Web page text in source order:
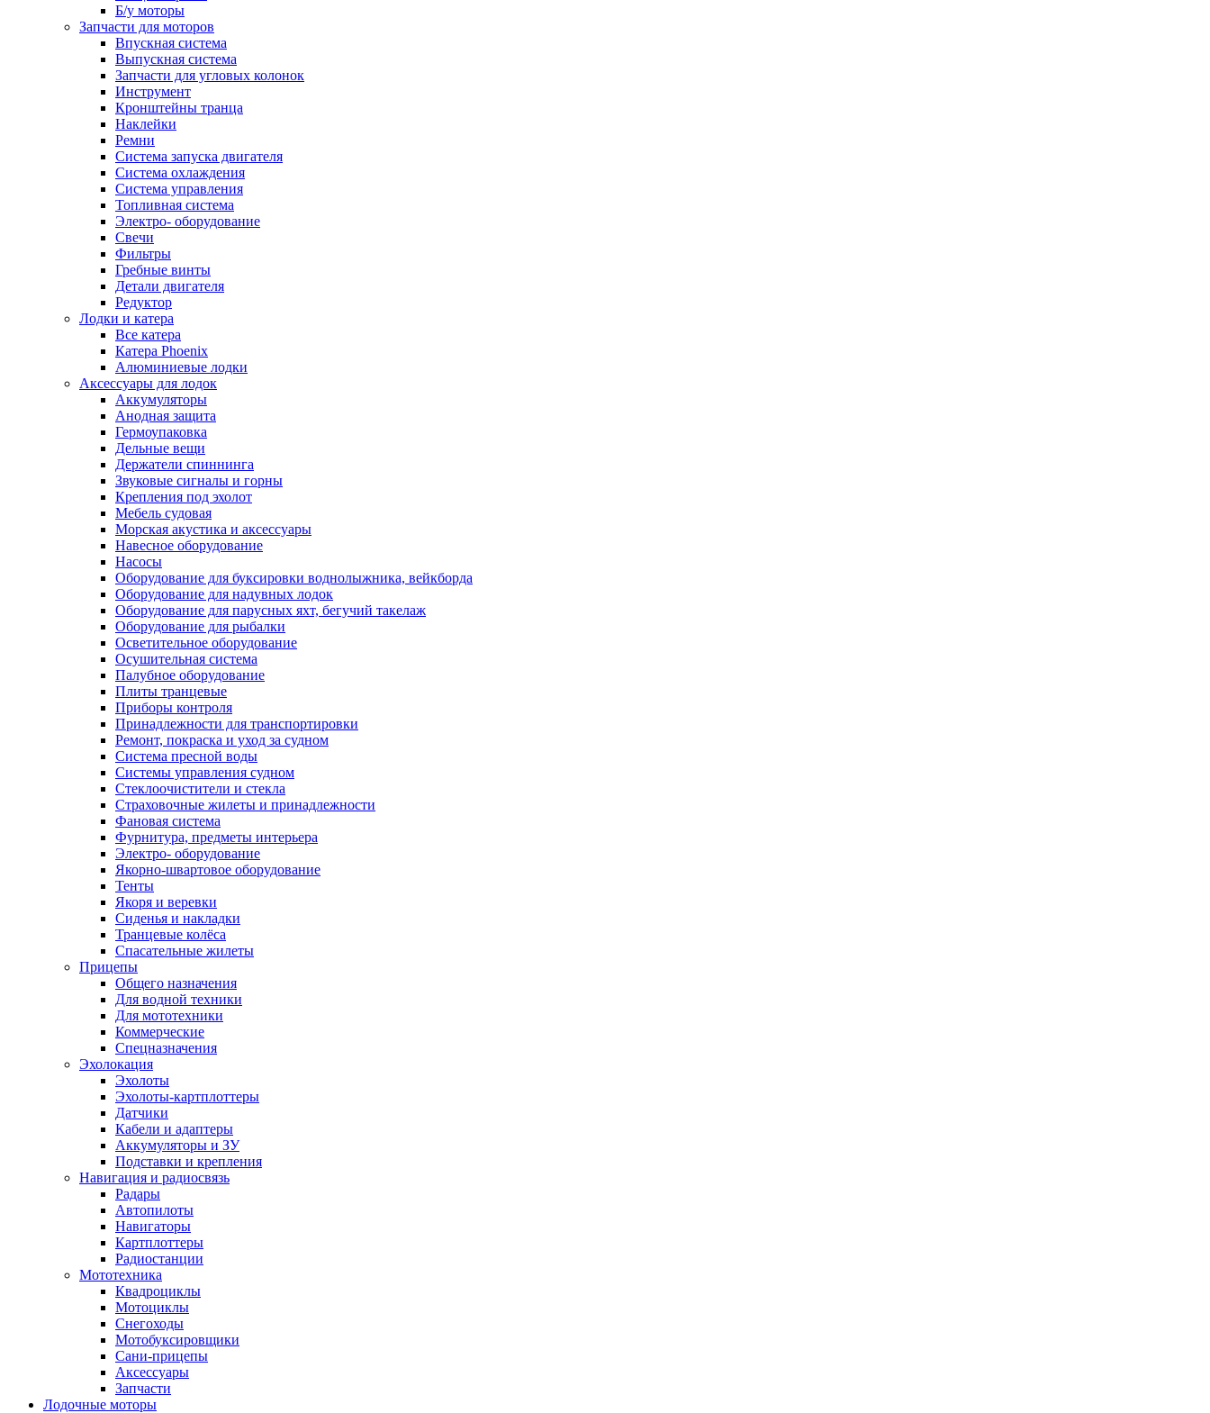
Б/у моторы
Запчасти для моторов
Впускная система
Выпускная система
Запчасти для угловых колонок
Инструмент
Кронштейны транца
Наклейки
Ремни
Система запуска двигателя
Система охлаждения
Система управления
Топливная система
Электро- оборудование
Свечи
Фильтры
Гребные винты
Детали двигателя
Редуктор
Лодки и катера
Все катера
Катера Phoenix
Алюминиевые лодки
Аксессуары для лодок
Аккумуляторы
Анодная защита
Гермоупаковка
Дельные вещи
Держатели спиннинга
Звуковые сигналы и горны
Крепления под эхолот
Мебель судовая
Морская акустика и аксессуары
Навесное оборудование
Насосы
Оборудование для буксировки воднолыжника, вейкборда
Оборудование для надувных лодок
Оборудование для парусных яхт, бегучий такелаж
Оборудование для рыбалки
Осветительное оборудование
Осушительная система
Палубное оборудование
Плиты транцевые
Приборы контроля
Принадлежности для транспортировки
Ремонт, покраска и уход за судном
Система пресной воды
Системы управления судном
Стеклоочистители и стекла
Страховочные жилеты и принадлежности
Фановая система
Фурнитура, предметы интерьера
Электро- оборудование
Якорно-швартовое оборудование
Тенты
Якоря и веревки
Сиденья и накладки
Транцевые колёса
Спасательные жилеты
Прицепы
Общего назначения
Для водной техники
Для мототехники
Коммерческие
Спецназначения
Эхолокация
Эхолоты
Эхолоты-картплоттеры
Датчики
Кабели и адаптеры
Аккумуляторы и ЗУ
Подставки и крепления
Навигация и радиосвязь
Радары
Автопилоты
Навигаторы
Картплоттеры
Радиостанции
Мототехника
Квадроциклы
Мотоциклы
Снегоходы
Мотобуксировщики
Сани-прицепы
Аксессуары
Запчасти
Лодочные моторы